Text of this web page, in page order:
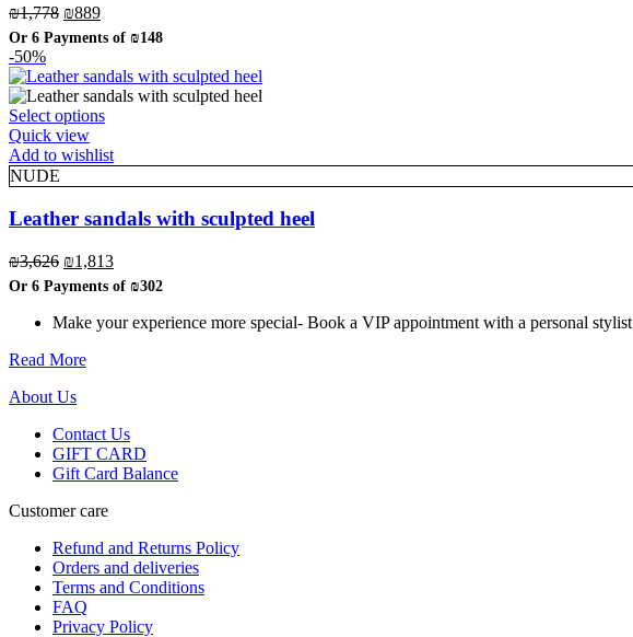
on
product
page
₪1,778 Original
price
was:
₪1,778.
₪889Current
price
₪889.
Or 6 Payments of ₪148
-50%
Select optionsThis
has
variants.
The
options
may
be
chosen
the
Quick view
Add to wishlist
NUDE
Leather sandals with sculpted heel
₪3,626 Original
price
was:
₪3,626.
₪1,813Current
price
₪1,813.
Or 6 Payments of ₪302
Make your experience more special- Book a VIP appointment with a personal stylist
Read More
About Us
Contact Us
GIFT CARD
Gift Card Balance
Customer care
Refund and Returns Policy
Orders and deliveries
Terms and Conditions
FAQ
Privacy Policy